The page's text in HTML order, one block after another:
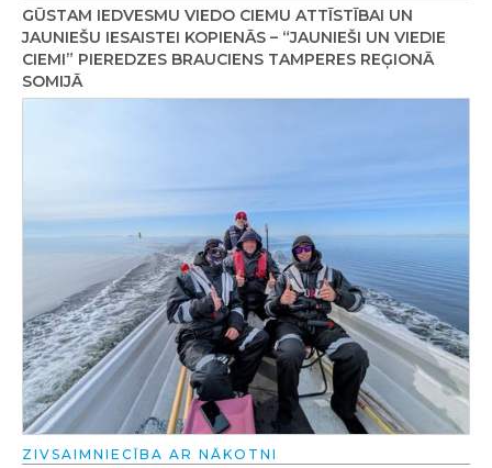
GŪSTAM IEDVESMU VIEDO CIEMU ATTĪSTĪBAI UN
JAUNIEŠU IESAISTEI KOPIENĀS – “JAUNIEŠI UN VIEDIE
CIEMI” PIEREDZES BRAUCIENS TAMPERES REĢIONĀ
SOMIJĀ
ZIVSAIMNIECĪBA AR NĀKOTNI